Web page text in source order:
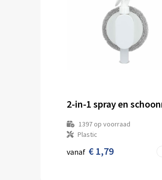
1397op voorraad
Plastic
vanaf € 1,79